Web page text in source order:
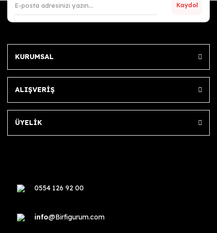
Kaydol
KURUMSAL
ALIŞVERİŞ
ÜYELİK
0554 126 92 00
info@Birfigurum.com